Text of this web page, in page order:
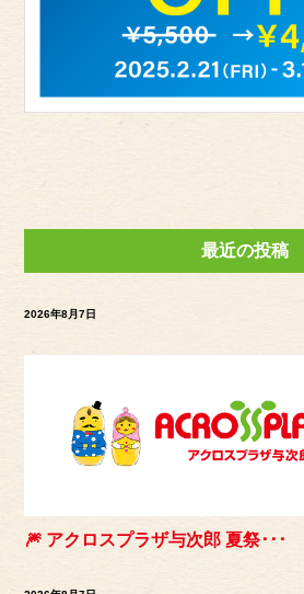
最近の投稿
2026年8月7日
🎆 アクロスプラザ与次郎 夏祭･･･